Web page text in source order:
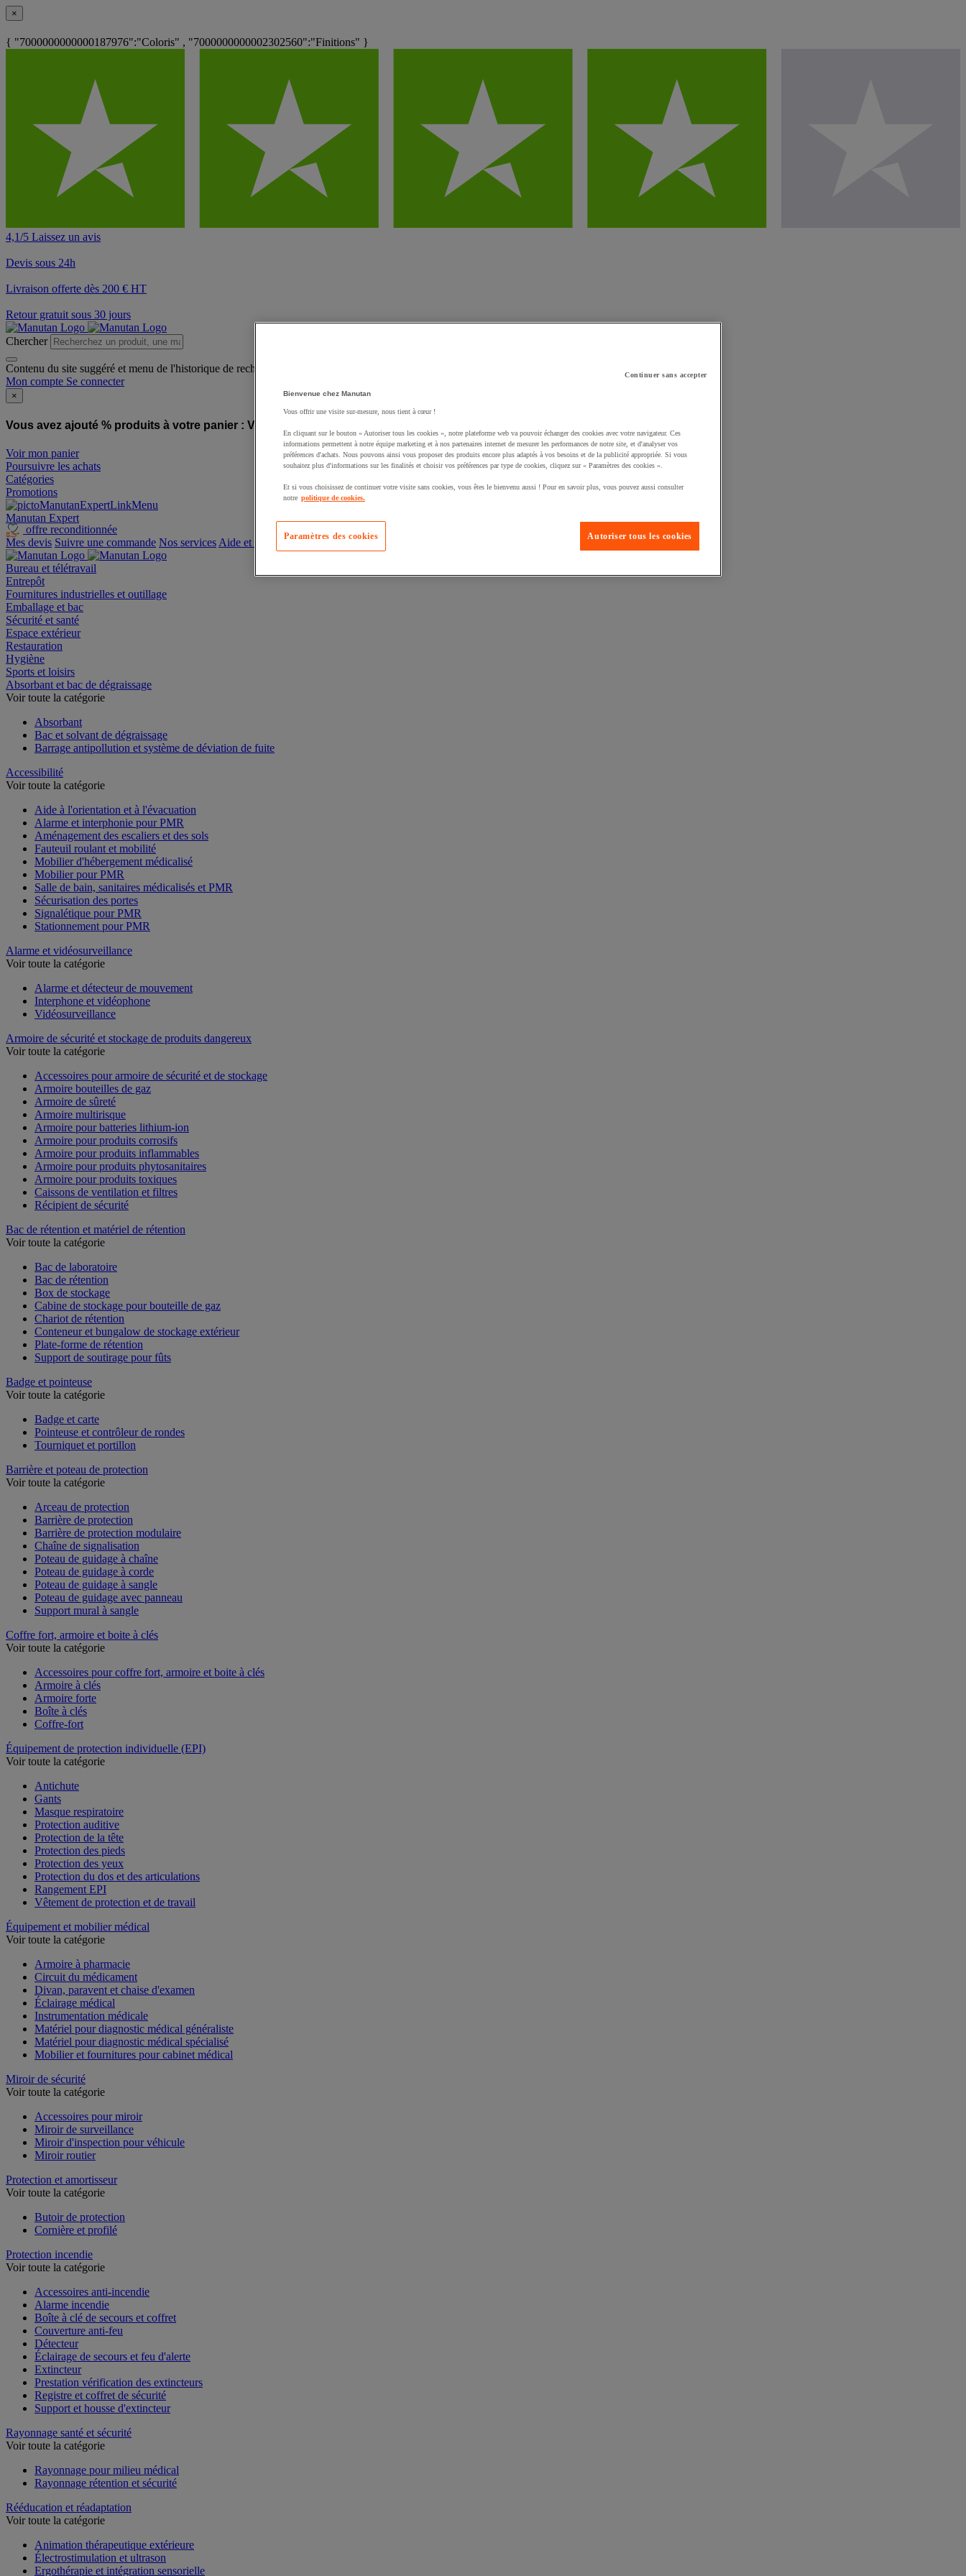
×
{ "7000000000000187976":"Coloris" , "7000000000002302560":"Finitions" }
4,1/5 Laissez un avis
Devis sous 24h
Livraison offerte dès 200 € HT
Retour gratuit sous 30 jours
Chercher
Contenu du site suggéré et menu de l'historique de recherche
Mon compte Se connecter
×
Vous avez ajouté % produits à votre panier : Vous avez ajouté un produit à votre panier :
Voir mon panier
Poursuivre les achats
Catégories
Promotions
Manutan Expert
offre reconditionnée
Mes devis Suivre une commande Nos services Aide et contact
Bureau et télétravail
Entrepôt
Fournitures industrielles et outillage
Emballage et bac
Sécurité et santé
Espace extérieur
Restauration
Hygiène
Sports et loisirs
Absorbant et bac de dégraissage
Voir toute la catégorie
Absorbant
Bac et solvant de dégraissage
Barrage antipollution et système de déviation de fuite
Accessibilité
Voir toute la catégorie
Aide à l'orientation et à l'évacuation
Alarme et interphonie pour PMR
Aménagement des escaliers et des sols
Fauteuil roulant et mobilité
Mobilier d'hébergement médicalisé
Mobilier pour PMR
Salle de bain, sanitaires médicalisés et PMR
Sécurisation des portes
Signalétique pour PMR
Stationnement pour PMR
Alarme et vidéosurveillance
Voir toute la catégorie
Alarme et détecteur de mouvement
Interphone et vidéophone
Vidéosurveillance
Armoire de sécurité et stockage de produits dangereux
Voir toute la catégorie
Accessoires pour armoire de sécurité et de stockage
Armoire bouteilles de gaz
Armoire de sûreté
Armoire multirisque
Armoire pour batteries lithium-ion
Armoire pour produits corrosifs
Armoire pour produits inflammables
Armoire pour produits phytosanitaires
Armoire pour produits toxiques
Caissons de ventilation et filtres
Récipient de sécurité
Bac de rétention et matériel de rétention
Voir toute la catégorie
Bac de laboratoire
Bac de rétention
Box de stockage
Cabine de stockage pour bouteille de gaz
Chariot de rétention
Conteneur et bungalow de stockage extérieur
Plate-forme de rétention
Support de soutirage pour fûts
Badge et pointeuse
Voir toute la catégorie
Badge et carte
Pointeuse et contrôleur de rondes
Tourniquet et portillon
Barrière et poteau de protection
Voir toute la catégorie
Arceau de protection
Barrière de protection
Barrière de protection modulaire
Chaîne de signalisation
Poteau de guidage à chaîne
Poteau de guidage à corde
Poteau de guidage à sangle
Poteau de guidage avec panneau
Support mural à sangle
Coffre fort, armoire et boite à clés
Voir toute la catégorie
Accessoires pour coffre fort, armoire et boite à clés
Armoire à clés
Armoire forte
Boîte à clés
Coffre-fort
Équipement de protection individuelle (EPI)
Voir toute la catégorie
Antichute
Gants
Masque respiratoire
Protection auditive
Protection de la tête
Protection des pieds
Protection des yeux
Protection du dos et des articulations
Rangement EPI
Vêtement de protection et de travail
Équipement et mobilier médical
Voir toute la catégorie
Armoire à pharmacie
Circuit du médicament
Divan, paravent et chaise d'examen
Éclairage médical
Instrumentation médicale
Matériel pour diagnostic médical généraliste
Matériel pour diagnostic médical spécialisé
Mobilier et fournitures pour cabinet médical
Miroir de sécurité
Voir toute la catégorie
Accessoires pour miroir
Miroir de surveillance
Miroir d'inspection pour véhicule
Miroir routier
Protection et amortisseur
Voir toute la catégorie
Butoir de protection
Cornière et profilé
Protection incendie
Voir toute la catégorie
Accessoires anti-incendie
Alarme incendie
Boîte à clé de secours et coffret
Couverture anti-feu
Détecteur
Éclairage de secours et feu d'alerte
Extincteur
Prestation vérification des extincteurs
Registre et coffret de sécurité
Support et housse d'extincteur
Rayonnage santé et sécurité
Voir toute la catégorie
Rayonnage pour milieu médical
Rayonnage rétention et sécurité
Rééducation et réadaptation
Voir toute la catégorie
Animation thérapeutique extérieure
Électrostimulation et ultrason
Ergothérapie et intégration sensorielle
Continuer sans accepter
Bienvenue chez Manutan
Vous offrir une visite sur-mesure, nous tient à cœur !
En cliquant sur le bouton « Autoriser tous les cookies », notre plateforme web va pouvoir échanger des cookies avec votre navigateur. Ces
informations permettent à notre équipe marketing et à nos partenaires internet de mesurer les performances de notre site, et d'analyser vos
préférences d'achats. Nous pouvons ainsi vous proposer des produits encore plus adaptés à vos besoins et de la publicité appropriée. Si vous
souhaitez plus d'informations sur les finalités et choisir vos préférences par type de cookies, cliquez sur « Paramètres des cookies ».
Et si vous choisissez de continuer votre visite sans cookies, vous êtes le bienvenu aussi ! Pour en savoir plus, vous pouvez aussi consulter
notre politique de cookies.
Autoriser tous les cookies
Paramètres des cookies